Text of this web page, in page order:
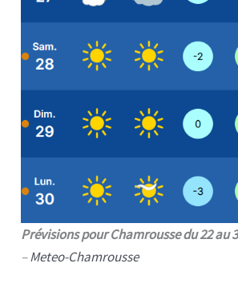
Prévisions pour Chamrousse du 22 au
–Meteo-Chamrousse